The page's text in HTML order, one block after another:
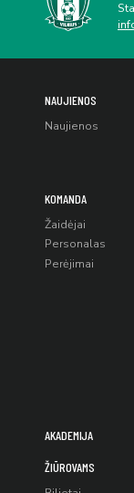
NAUJIENOS
Naujienos
KOMANDA
Žaidėjai
Personalas
Perėjimai
AKADEMIJA
ŽIŪROVAMS